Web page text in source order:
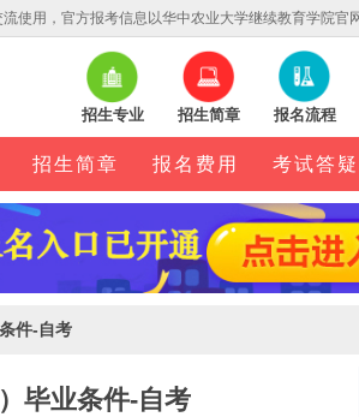
使用，官方报考信息以华中农业大学继续教育学院官
招生专业 招生简章 报名流程
招生简章 报名费用 考试答疑
件-自考
毕业条件-自考